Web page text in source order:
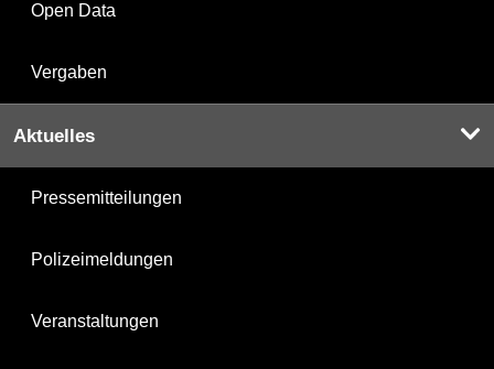
Open Data
Vergaben
Aktuelles
Pressemitteilungen
Polizeimeldungen
Veranstaltungen